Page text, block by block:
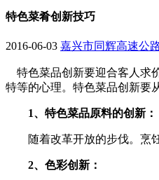
特色菜肴创新技巧
2016-06-03 嘉兴市同辉高速公
特色菜品创新要迎合客人求
特等的心理。特色菜品创新要
1、特色菜品原料的创新：
随着改革开放的步伐。烹饪
2、色彩创新：